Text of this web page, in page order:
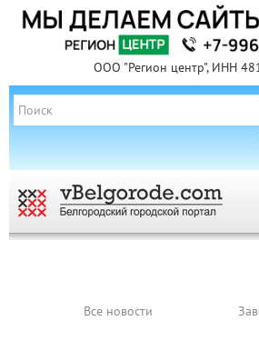
ООО "Регион центр", ИНН
Все новости